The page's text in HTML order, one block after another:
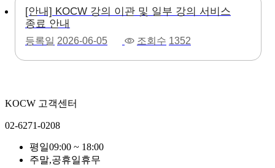
[안내] KOCW 강의 이관 및 일부 강의 서비스
종료 안내
등록일 2026-06-05 조회수 1352
KOCW 고객센터
02-6271-0208
평일09:00 ~ 18:00
주말,공휴일휴무